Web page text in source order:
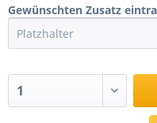
Gewünschten Zusatz